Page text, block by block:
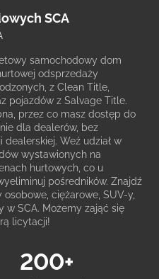
SCA
samochodowy dom
odsprzedaży
z Clean Title,
pojazdów z Salvage Title.
przez co masz dostęp do
dla dealerów, bez
Weź udział w
wystawionych na
hurtowych, co u
pośredników. Znajdź
ciężarowe, SUV-y,
w SCA. Możemy zająć się
licytacji!
200+